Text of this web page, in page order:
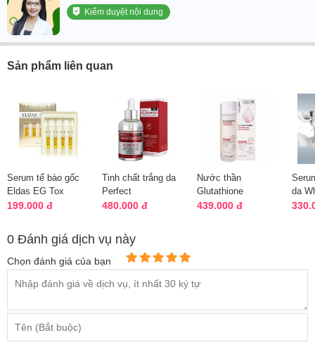
Kiểm duyệt nội dung
Sản phẩm liên quan
Serum tế bào gốc
Eldas EG Tox
Program Coreana 4
199.000 đ
Tinh chất trắng da
Perfect
Galactomyces 14
Liqui...
480.000 đ
Nước thần
Glutathione
Niacinamide Cica
439.000 đ
da
0 Đánh giá dịch vụ này
Chọn đánh giá của bạn